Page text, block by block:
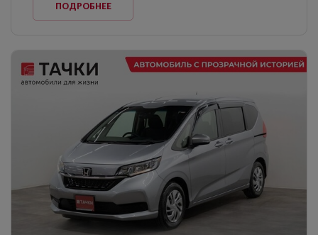
ПОДРОБНЕЕ